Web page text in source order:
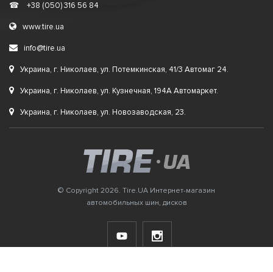
☎ +38 (050) 316 56 84
www.tire.ua
info@tire.ua
Украина, г. Николаев, ул. Потемкинская, 41/3 Автомаг 24.
Украина, г. Николаев, ул. Кузнечная, 194А Автомаркет.
Украина, г. Николаев, ул. Новозаводская, 23.
© Copyright 2026. Tire.UA Интернет-магазин
автомобильных шин, дисков